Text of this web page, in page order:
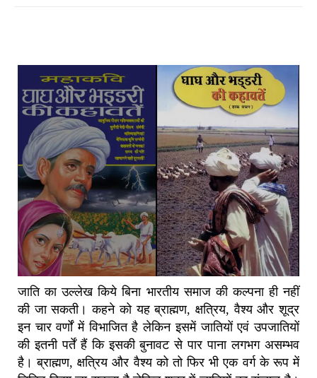
जाति का उल्लेख किये बिना भारतीय समाज की कल्पना ही नहीं
की जा सकती। कहने को यह ब्राह्मण, क्षत्रिय, वैश्य और शूद्र
इन चार वर्णों में विभाजित है लेकिन इसमें जातियों एवं उपजातियों
की इतनी पर्तें हैं कि इसकी बुनावट से पार पाना लगभग असम्भव
है। ब्राह्मण, क्षत्रिय और वैश्य को तो फिर भी एक वर्ग के रूप में